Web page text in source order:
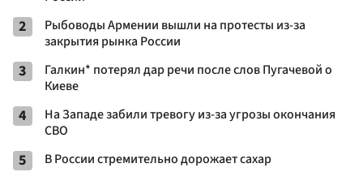
2
Рыбоводы Армении вышли на протесты из-за
закрытия рынка России
3
Галкин* потерял дар речи после слов Пугачевой о
Киеве
4
На Западе забили тревогу из-за угрозы окончания
СВО
5 В России стремительно дорожает сахар